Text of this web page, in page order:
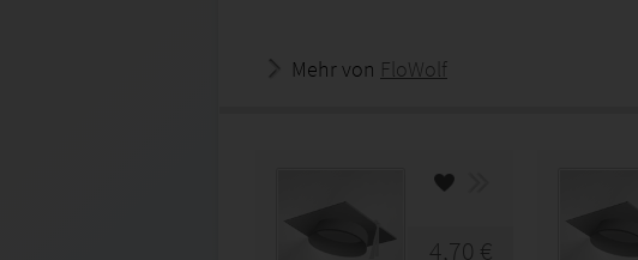
Mehr von FloWolf
4,70 €